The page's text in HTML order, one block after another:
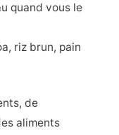
quand vous le
riz brun, pain
de
aliments